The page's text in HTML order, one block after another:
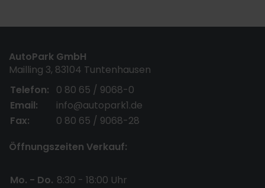
AutoPark GmbH
Mailling 3, 83104 Tuntenhausen
Telefon:
0 80 65 / 9068-0
Email:
info@autopark1.de
Fax:
0 80 65 / 9068-28
Öffnungszeiten Verkauf:
Mo. - Do. 8:30 - 18:00 Uhr